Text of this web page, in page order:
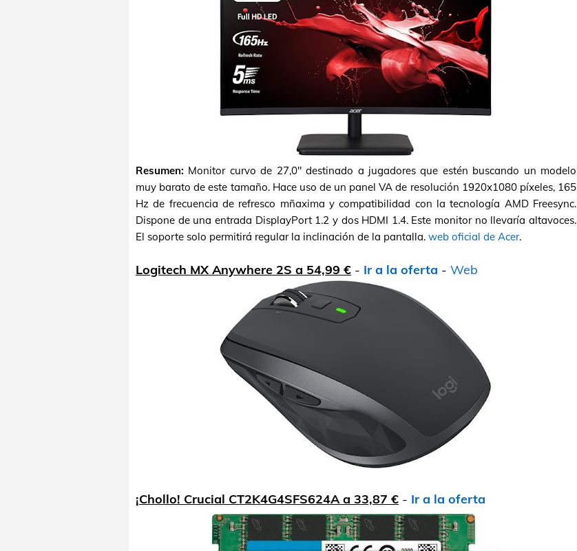
Resumen: Monitor curvo de 27,0" destinado a jugadores que estén buscando un modelo
muy barato de este tamaño. Hace uso de un panel VA de resolución 1920x1080 píxeles, 165
Hz de frecuencia de refresco mñaxima y compatibilidad con la tecnología AMD Freesync.
Dispone de una entrada DisplayPort 1.2 y dos HDMI 1.4. Este monitor no llevaría altavoces.
El soporte solo permitirá regular la inclinación de la pantalla. web oficial de Acer.
Logitech MX Anywhere 2S a 54,99 € - Ir a la oferta - Web
¡Chollo! Crucial CT2K4G4SFS624A a 33,87 € - Ir a la oferta